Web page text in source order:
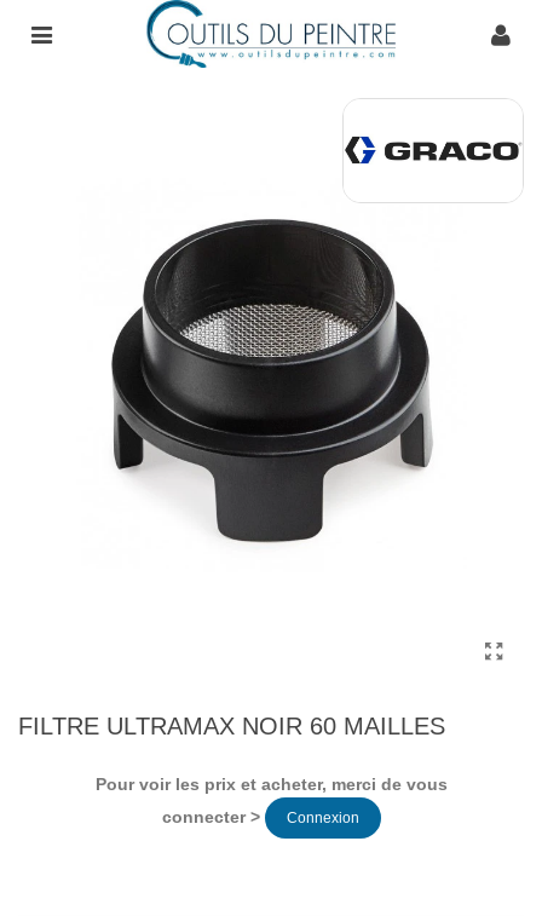
FILTRE ULTRAMAX NOIR 60 MAILLES
Pour voir les prix et acheter, merci de vous
connecter >
Connexion